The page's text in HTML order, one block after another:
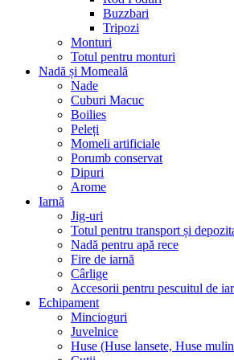
Buzzbari
Tripozi
Monturi
Totul pentru monturi
Nadă și Momeală
Nade
Cuburi Macuc
Boilies
Peleți
Momeli artificiale
Porumb conservat
Dipuri
Arome
Iarnă
Jig-uri
Totul pentru transport și
Nadă pentru apă rece
Fire de iarnă
Cârlige
Accesorii pentru pescuitul de
Echipament
Mincioguri
Juvelnice
Huse (Huse lansete, Huse